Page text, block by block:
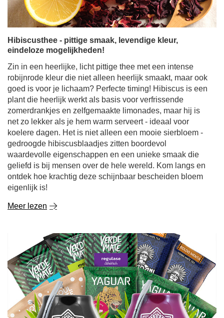
Hibiscusthee - pittige smaak, levendige kleur,
eindeloze mogelijkheden!
robijnrode kleur die niet alleen heerlijk smaakt, maar ook
goed is voor je lichaam? Perfecte timing! Hibiscus is een
plant die heerlijk werkt als basis voor verfrissende
zomerdrankjes en zelfgemaakte limonades, maar hij is
net zo lekker als je hem warm serveert - ideaal voor
koelere dagen. Het is niet alleen een mooie sierbloem -
gedroogde hibiscusblaadjes zitten boordevol
waardevolle eigenschappen en een unieke smaak die
geliefd is bij mensen over de hele wereld. Kom langs en
ontdek hoe krachtig deze schijnbaar bescheiden bloem
eigenlijk is!
Meer lezen